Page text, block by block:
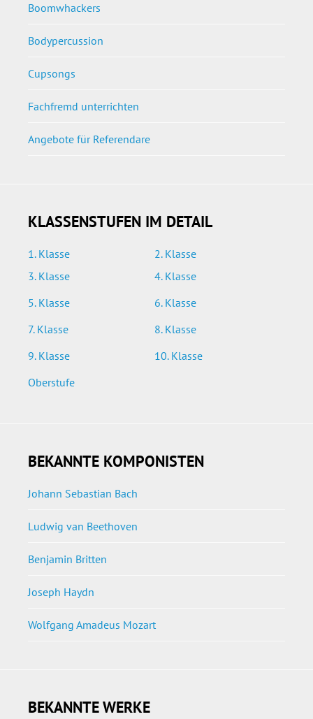
Boomwhackers
Bodypercussion
Cupsongs
Fachfremd unterrichten
Angebote für Referendare
KLASSENSTUFEN IM DETAIL
1. Klasse
2. Klasse
3. Klasse
4. Klasse
5. Klasse
6. Klasse
7. Klasse
8. Klasse
9. Klasse
10. Klasse
Oberstufe
BEKANNTE KOMPONISTEN
Johann Sebastian Bach
Ludwig van Beethoven
Benjamin Britten
Joseph Haydn
Wolfgang Amadeus Mozart
BEKANNTE WERKE